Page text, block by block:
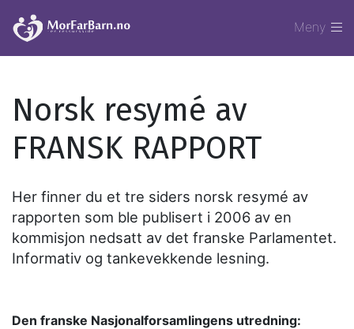
Meny
Norsk resymé av
FRANSK RAPPORT
Her finner du et tre siders norsk resymé av
rapporten som ble publisert i 2006 av en
kommisjon nedsatt av det franske Parlamentet.
Informativ og tankevekkende lesning.
Den franske Nasjonalforsamlingens utredning: